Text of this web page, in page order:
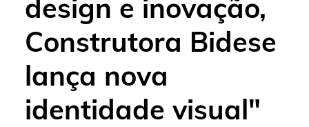
design e inovação,
Construtora Bidese
lança nova
identidade visual"